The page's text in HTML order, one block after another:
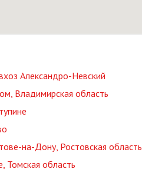
Александро-Невский
Владимирская область
на-Дону, Ростовская область
Томская область